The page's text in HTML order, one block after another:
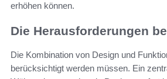
erhöhen können.
Die Herausforderungen
Die Kombination von Design und
berücksichtigt werden müssen. Ein